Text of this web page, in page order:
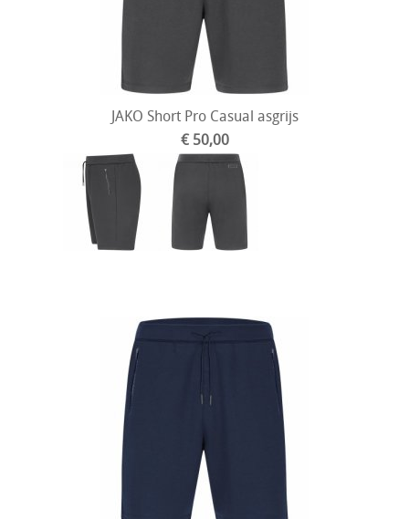
JAKO Short Pro Casual asgrijs
€ 50,00